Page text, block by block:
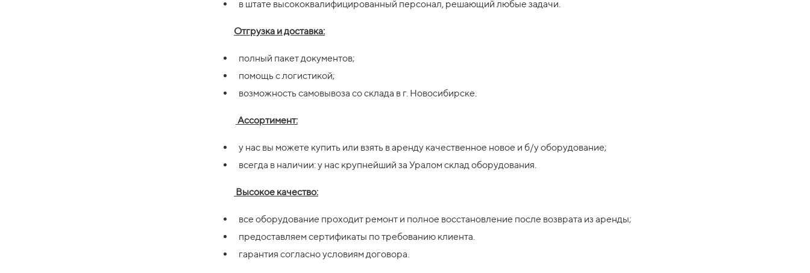
в штате высококвалифицированный персонал, решающий любые задачи.
Отгрузка и доставка:
полный пакет документов;
помощь с логистикой;
возможность самовывоза со склада в г. Новосибирске.
Ассортимент:
у нас вы можете купить или взять в аренду качественное новое и б/у оборудование;
всегда в наличии: у нас крупнейший за Уралом склад оборудования.
Высокое качество:
все оборудование проходит ремонт и полное восстановление после возврата из аренды;
предоставляем сертификаты по требованию клиента.
гарантия согласно условиям договора.